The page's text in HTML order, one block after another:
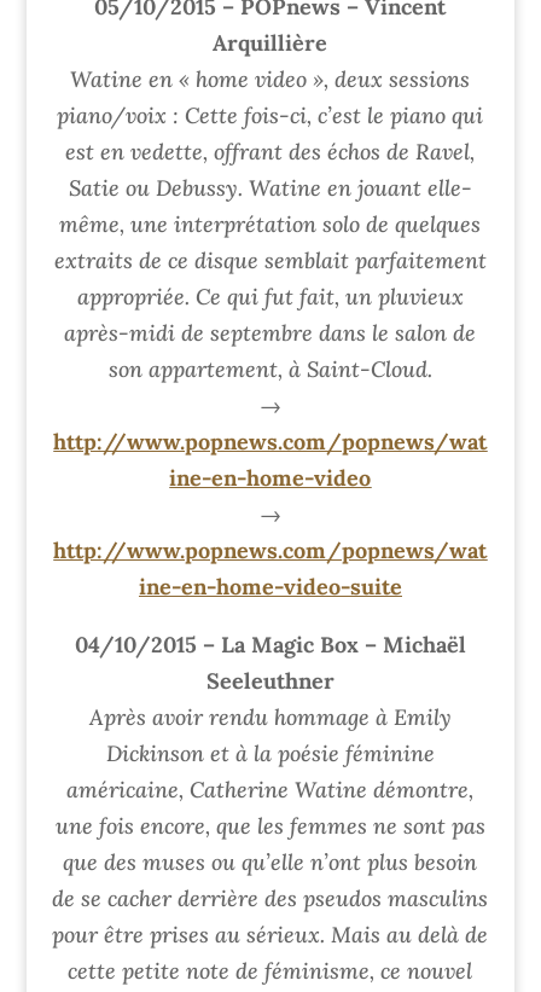
05/10/2015 – POPnews – Vincent
Arquillière
Watine en « home video », deux sessions
piano/voix : Cette fois-ci, c’est le piano qui
est en vedette, offrant des échos de Ravel,
Satie ou Debussy. Watine en jouant elle-
même, une interprétation solo de quelques
extraits de ce disque semblait parfaitement
appropriée. Ce qui fut fait, un pluvieux
après-midi de septembre dans le salon de
son appartement, à Saint-Cloud.
→
http://www.popnews.com/popnews/wat
ine-en-home-video
→
http://www.popnews.com/popnews/wat
ine-en-home-video-suite
04/10/2015 – La Magic Box – Michaël
Seeleuthner
Après avoir rendu hommage à Emily
Dickinson et à la poésie féminine
américaine, Catherine Watine démontre,
une fois encore, que les femmes ne sont pas
que des muses ou qu’elle n’ont plus besoin
de se cacher derrière des pseudos masculins
pour être prises au sérieux. Mais au delà de
cette petite note de féminisme, ce nouvel